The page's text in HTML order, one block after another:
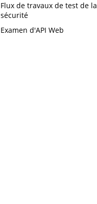
Flux de travaux de test de la
sécurité
Examen d'API Web